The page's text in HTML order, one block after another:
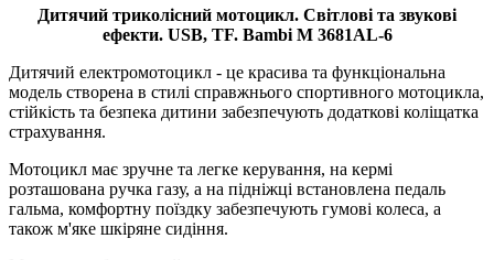
Дитячий триколісний мотоцикл. Світлові та звукові
ефекти. USB, TF. Bambi M 3681AL-6
Дитячий електромотоцикл - це красива та функціональна
модель створена в стилі справжнього спортивного мотоцикла,
стійкість та безпека дитини забезпечують додаткові коліщатка
страхування.
Мотоцикл має зручне та легке керування, на кермі
розташована ручка газу, а на підніжці встановлена педаль
гальма, комфортну поїздку забезпечують гумові колеса, а
також м'яке шкіряне сидіння.